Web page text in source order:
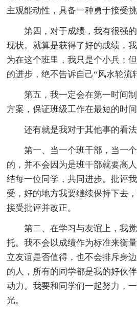
主观能动性，具备一种勇于接受挑
第四，对于成绩，我有很强
现状。就算是获得了好的成绩，
为在这个班里，我只是个小兵；
的进步，绝不告诉自己“风水轮流
第五，我一定会在第一时间
方案，保证班级工作在最短的时
还有就是我对于其他事的看法
第一、当一个班干部，当一
的，并不会因为是班干部就要高
结每一位同学，共同进步。批评
受，好的地方我要继续保持下去
接受批评并改正。
第二、在学习与友谊上，我
托。我不会以成绩作为标准来衡
立友谊是否值得，也不会排斥身
的人，所有的同学都是我的好伙
动力。我要和同学们一起努力，
光。